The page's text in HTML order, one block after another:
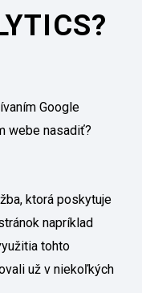
Google
webe nasadiť?
ktorá poskytuje
napríklad
tohto
už v niekoľkých